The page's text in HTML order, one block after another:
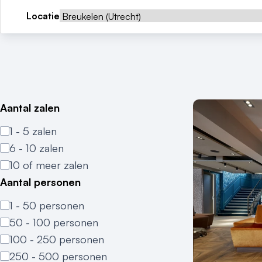
Locatie
Aantal zalen
1 - 5 zalen
6 - 10 zalen
10 of meer zalen
Aantal personen
1 - 50 personen
50 - 100 personen
100 - 250 personen
250 - 500 personen